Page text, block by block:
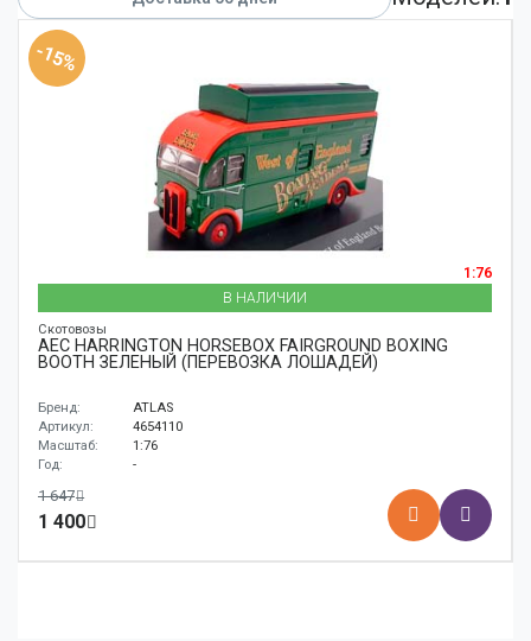
-15%
1:76
В НАЛИЧИИ
Скотовозы
AEC HARRINGTON HORSEBOX FAIRGROUND BOXING
BOOTH ЗЕЛЕНЫЙ (ПЕРЕВОЗКА ЛОШАДЕЙ)
Бренд:
ATLAS
Артикул:
4654110
Масштаб:
1:76
Год:
-
1 647
1 400
Корабли
Поезда